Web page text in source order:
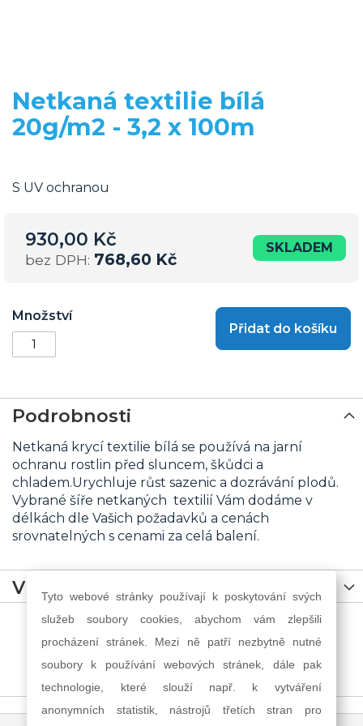
Přeskočit
na
začátek
obrázky
Netkaná textilie bílá
20g/m2 - 3,2 x 100m
S UV ochranou
930,00 Kč
768,60 Kč
SKLADEM
Množství
Přidat do košíku
Podrobnosti
Netkaná krycí textilie bílá se používá na jarní
ochranu rostlin před sluncem, škůdci a
chladem.Urychluje růst sazenic a dozrávání plodů.
Vybrané šíře netkaných textilií Vám dodáme v
délkách dle Vašich požadavků a cenách
srovnatelných s cenami za celá balení.
Více informací
Tyto webové stránky používají k poskytování svých
služeb soubory cookies, abychom vám zlepšili
procházení stránek. Mezi ně patří nezbytně nutné
soubory k používání webových stránek, dále pak
technologie, které slouží např. k vytváření
anonymních statistik, nástrojů třetích stran pro